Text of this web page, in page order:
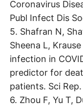
Coronavirus
Publ Infect Dis
5. Shafran N,
Sheena L,
infection in
predictor for
patients. Sci
6. Zhou F, Yu T,